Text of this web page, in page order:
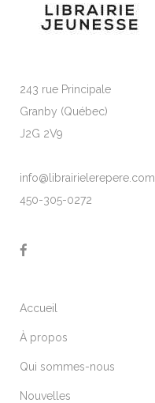
243 rue Principale
Granby (Québec)
J2G 2V9
info@librairielerepere.com
450-305-0272
Accueil
À propos
Qui sommes-nous
Nouvelles